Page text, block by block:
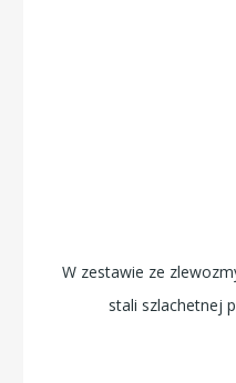
W zestawie ze
stali szlachetnej